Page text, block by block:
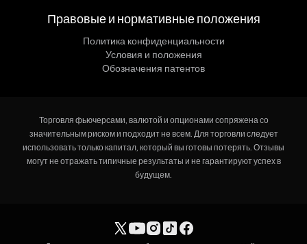
Правовые и нормативные положения
Политика конфиденциальности
Условия и положения
Обозначения патентов
Торговля фьючерсами, валютой и опционами сопряжена со
значительным риском и подходит не всем. Для торговли следует
использовать только капитал, который вы готовы потерять. Отзывы
могут не отражать типичные результаты и не гарантируют успех в
будущем.